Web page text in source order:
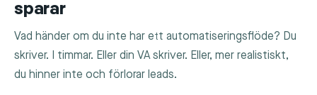
sparar
Vad händer om du inte har ett automatiseringsflöde? Du
skriver. I timmar. Eller din VA skriver. Eller, mer realistiskt,
du hinner inte och förlorar leads.